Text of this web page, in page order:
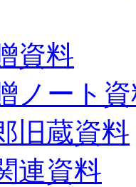
資料
ノート
旧蔵資料
連資料